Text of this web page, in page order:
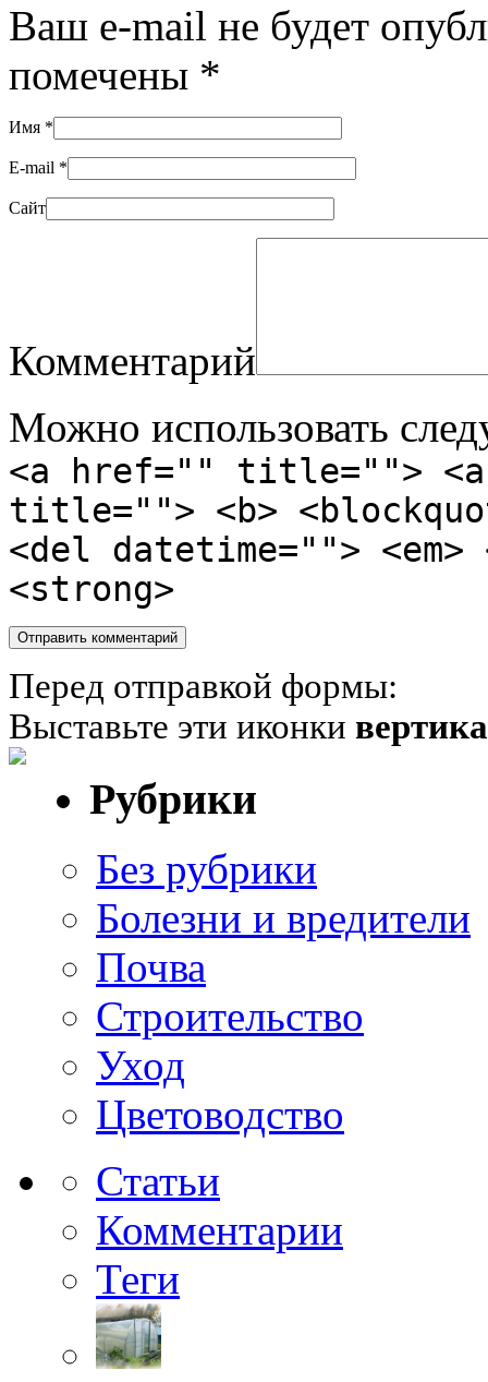
Ваш e-mail не будет
помечены *
Имя *
E-mail *
Сайт
Комментарий
Можно использовать
<a href="" title="">
title=""> <b>
<del datetime="">
<strong>
Перед отправкой формы:
Выставьте эти иконки
Рубрики
Без рубрики
Болезни и вредители
Почва
Строительство
Уход
Цветоводство
Статьи
Комментарии
Теги